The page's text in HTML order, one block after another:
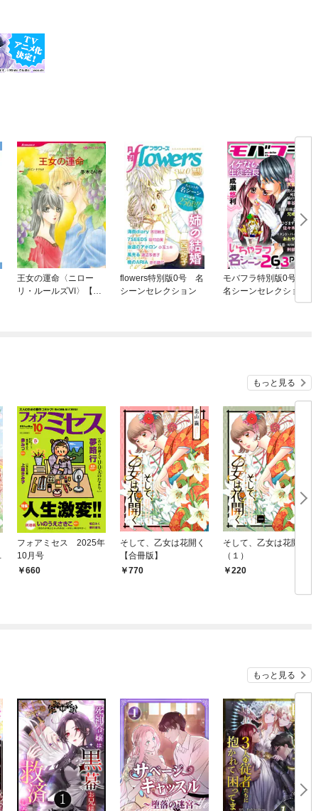
王女の運命〈ニロー
リ・ルールズⅥ〉【分
flowers特別版0号 名
シーンセレクション
モバフラ特別版0号
名シーンセレクション
もっと見る
フォアミセス 2025年
10月号
660
そして、乙女は花開く
【合冊版】
770
そして、乙女は花開く
（１）
220
もっと見る